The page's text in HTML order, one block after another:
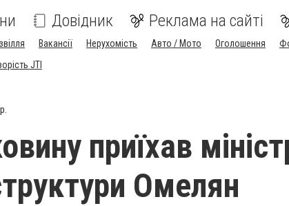
Довідник Реклама на сайті
Вакансії Нерухомість Авто / Мото Оголошення
JTI
приїхав
Омелян